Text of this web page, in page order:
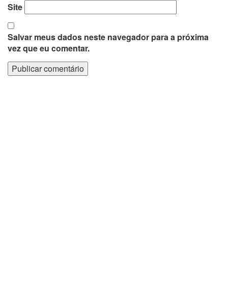
Site
Salvar meus dados neste navegador para a próxima
vez que eu comentar.